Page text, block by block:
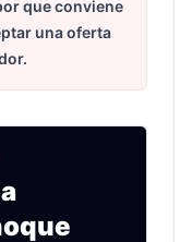
que conviene
una oferta